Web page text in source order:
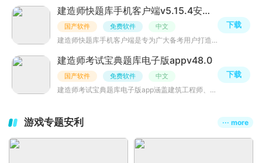
建造师快题库手机客户端v5.15.4安卓最新版
国产软件 免费软件 中文
建造师快题库手机客户端是专为广大备考用户打造的一款建造师备考刷题题库，整合了近几年的考试真题，并配有
下载
建造师考试宝典题库电子版appv48.0
国产软件 免费软件 中文
建造师考试宝典题库电子版app涵盖建筑工程师、消防工程师多种考试专业，包括一级建造师、二级建造师、造价工
下载
游戏专题安利 ··· more